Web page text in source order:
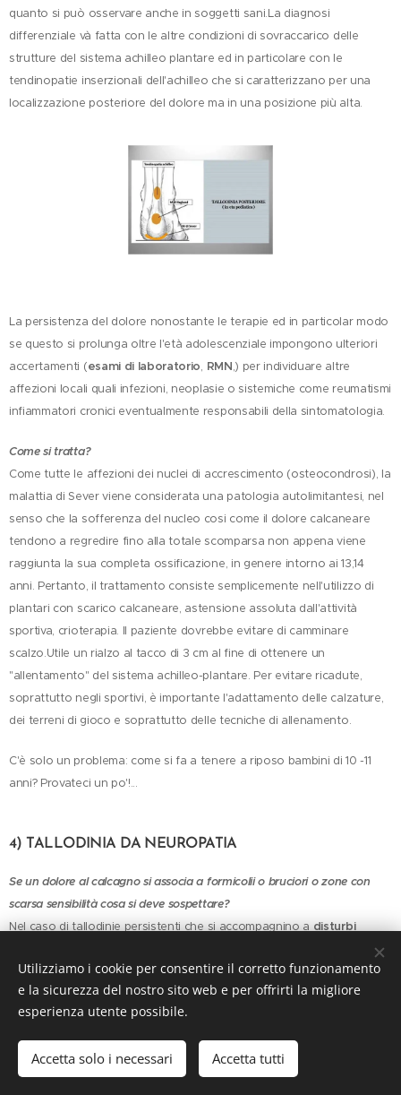
quanto si può osservare anche in soggetti sani.La diagnosi
differenziale và fatta con le altre condizioni di sovraccarico delle
strutture del sistema achilleo plantare ed in particolare con le
tendinopatie inserzionali dell'achilleo che si caratterizzano per una
localizzazione posteriore del dolore ma in una posizione più alta.
La persistenza del dolore nonostante le terapie ed in particolar modo
se questo si prolunga oltre l'età adolescenziale impongono ulteriori
accertamenti (esami di laboratorio, RMN,) per individuare altre
affezioni locali quali infezioni, neoplasie o sistemiche come reumatismi
infiammatori cronici eventualmente responsabili della sintomatologia.
Come si tratta?
Come tutte le affezioni dei nuclei di accrescimento (osteocondrosi), la
malattia di Sever viene considerata una patologia autolimitantesi, nel
senso che la sofferenza del nucleo cosi come il dolore calcaneare
tendono a regredire fino alla totale scomparsa non appena viene
raggiunta la sua completa ossificazione, in genere intorno ai 13,14
anni. Pertanto, il trattamento consiste semplicemente nell'utilizzo di
plantari con scarico calcaneare, astensione assoluta dall'attività
sportiva, crioterapia. Il paziente dovrebbe evitare di camminare
scalzo.Utile un rialzo al tacco di 3 cm al fine di ottenere un
"allentamento" del sistema achilleo-plantare. Per evitare ricadute,
soprattutto negli sportivi, è importante l'adattamento delle calzature,
dei terreni di gioco e soprattutto delle tecniche di allenamento.
C'è solo un problema: come si fa a tenere a riposo bambini di 10 -11
anni? Provateci un po'!...
4) TALLODINIA DA NEUROPATIA
Se un dolore al calcagno si associa a formicolii o bruciori o zone con
scarsa sensibilità cosa si deve sospettare?
Nel caso di tallodinie persistenti che si accompagnino a disturbi
quali parestesie, ipoestesie, si deve sempre ipotizzare un
origine neuropatica compressiva.
LaSindrome del Tunnel tarsalene costituisce l'esempio più tipico. Essa
suoi rami in sede retro malleolare. Piu precisamente il nervo tibiale
posteriore, nel suo passaggio dalla loggia posteriore della gamba alla
Utilizziamo i cookie per consentire il corretto funzionamento
e la sicurezza del nostro sito web e per offrirti la migliore
esperienza utente possibile.
Accetta solo i necessari Accetta tutti